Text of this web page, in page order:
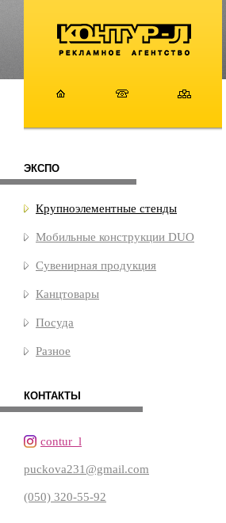
ЭКСПО
Крупноэлементные стенды
Мобильные конструкции DUO
Сувенирная продукция
Канцтовары
Посуда
Разное
КОНТАКТЫ
contur_l
puckova231@gmail.com
(050) 320-55-92